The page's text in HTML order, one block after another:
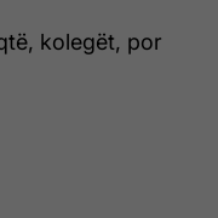
kolegët, por